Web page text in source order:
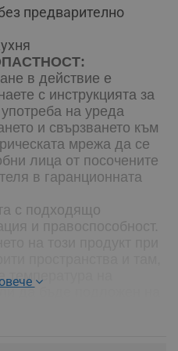
предварително
в действие е
с инструкцията за
на уреда
и свързването към
мрежа да се
лица от посочените
в гаранционната
с подходящо
и правоспособност.
температура на
да бъде подложен на
замръзнала вода,